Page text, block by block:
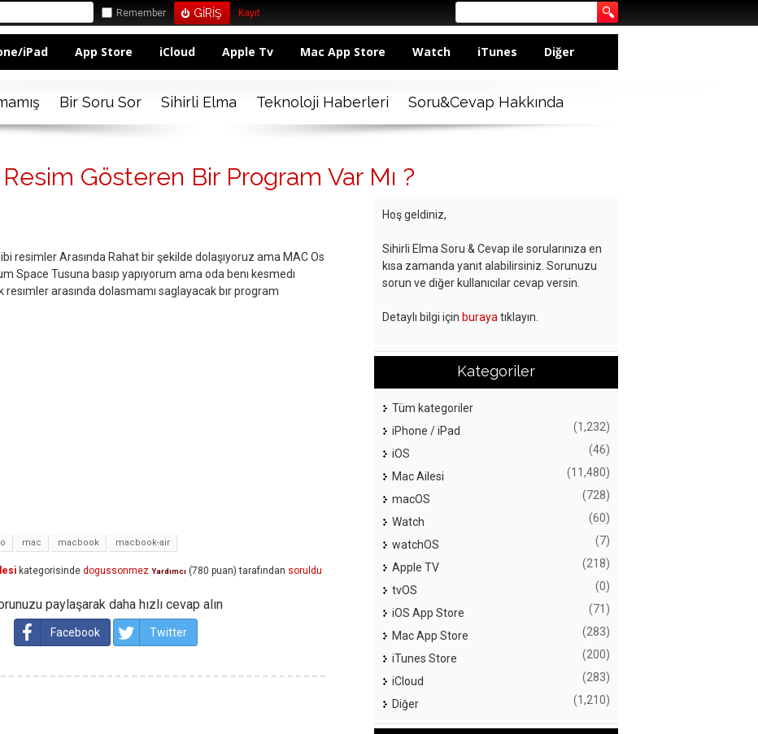
Remember Kayıt
iPad App Store iCloud Apple Tv Mac App Store Watch iTunes Diğer
Bir Soru Sor Sihirli Elma Teknoloji Haberleri Soru&Cevap Hakkında
Gösteren Bir Program Var Mı ?
resimler Arasında Rahat bir şekilde dolaşıyoruz ama MAC Os
Space Tusuna basıp yapıyorum ama oda benı kesmedı
resımler arasında dolasmamı saglayacak bır program
mac macbook macbook-air
kategorisinde dogussonmez Yardımcı (780 puan) tarafından soruldu
paylaşarak daha hızlı cevap alın
Facebook Twitter
Hoş geldiniz,
Sihirli Elma Soru & Cevap ile sorularınıza en
kısa zamanda yanıt alabilirsiniz. Sorunuzu
sorun ve diğer kullanıcılar cevap versin.
Detaylı bilgi için buraya tıklayın.
Kategoriler
Tüm kategoriler
iPhone / iPad
(1,232)
iOS (46)
Mac Ailesi (11,480)
macOS (728)
Watch (60)
watchOS (7)
Apple TV (218)
tvOS (0)
iOS App Store (71)
Mac App Store (283)
iTunes Store (200)
iCloud (283)
Diğer (1,210)